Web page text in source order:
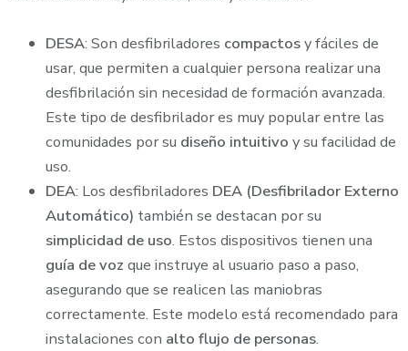
DESA: Son desfibriladores compactosy fáciles de
usar, que permiten a cualquier persona realizar una
desfibrilación sin necesidad de formación avanzada.
Este tipo de desfibrilador es muy popular entre las
comunidades por su diseño intuitivo y su facilidad de
uso.
DEA: Los desfibriladores DEA (Desfibrilador Externo
Automático) también se destacan por su
simplicidad de uso. Estos dispositivos tienen una
guía de voz que instruye al usuario paso a paso,
asegurando que se realicen las maniobras
correctamente. Este modelo está recomendado para
instalaciones con alto flujo de personas.